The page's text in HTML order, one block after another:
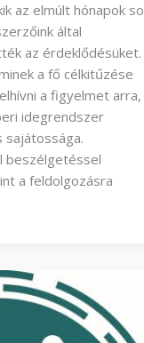
az elmúlt hónapok
által
az érdeklődésüket.
a fő célkitűzése
a figyelmet arra,
idegrendszer
beszélgetéssel
a feldolgozásra